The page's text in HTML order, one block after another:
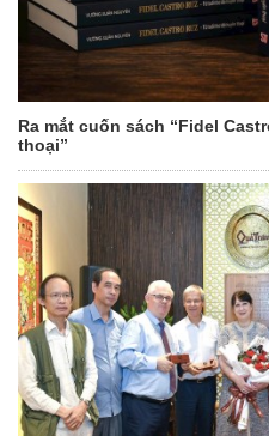
Ra mắt cuốn sách “Fidel
thoại”